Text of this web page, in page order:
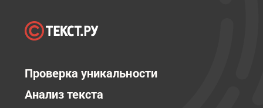
Проверка уникальности
Анализ текста